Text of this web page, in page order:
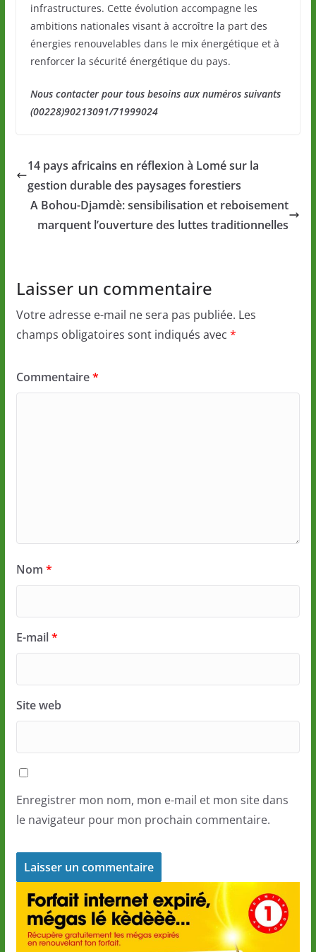
infrastructures. Cette évolution accompagne les
ambitions nationales visant à accroître la part des
énergies renouvelables dans le mix énergétique et à
renforcer la sécurité énergétique du pays.
Nous contacter pour tous besoins aux numéros suivants
(00228)90213091/71999024
14 pays africains en réflexion à Lomé sur la
gestion durable des paysages forestiers
A Bohou-Djamdè: sensibilisation et reboisement
marquent l’ouverture des luttes traditionnelles
Laisser un commentaire
Votre adresse e-mail ne sera pas publiée. Les
champs obligatoires sont indiqués avec *
Commentaire*
Nom *
E-mail*
Site web
Enregistrer mon nom, mon e-mail et mon site dans
le navigateur pour mon prochain commentaire.